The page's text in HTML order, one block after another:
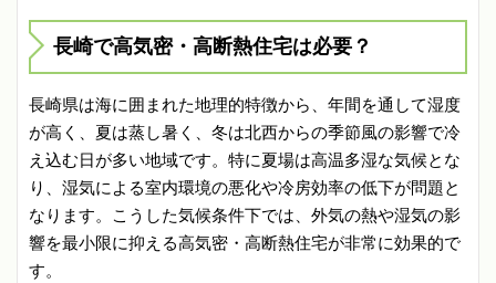
長崎で高気密・高断熱住宅は必要？
長崎県は海に囲まれた地理的特徴から、年間を通して湿度
が高く、夏は蒸し暑く、冬は北西からの季節風の影響で冷
え込む日が多い地域です。特に夏場は高温多湿な気候とな
り、湿気による室内環境の悪化や冷房効率の低下が問題と
なります。こうした気候条件下では、外気の熱や湿気の影
響を最小限に抑える高気密・高断熱住宅が非常に効果的で
す。